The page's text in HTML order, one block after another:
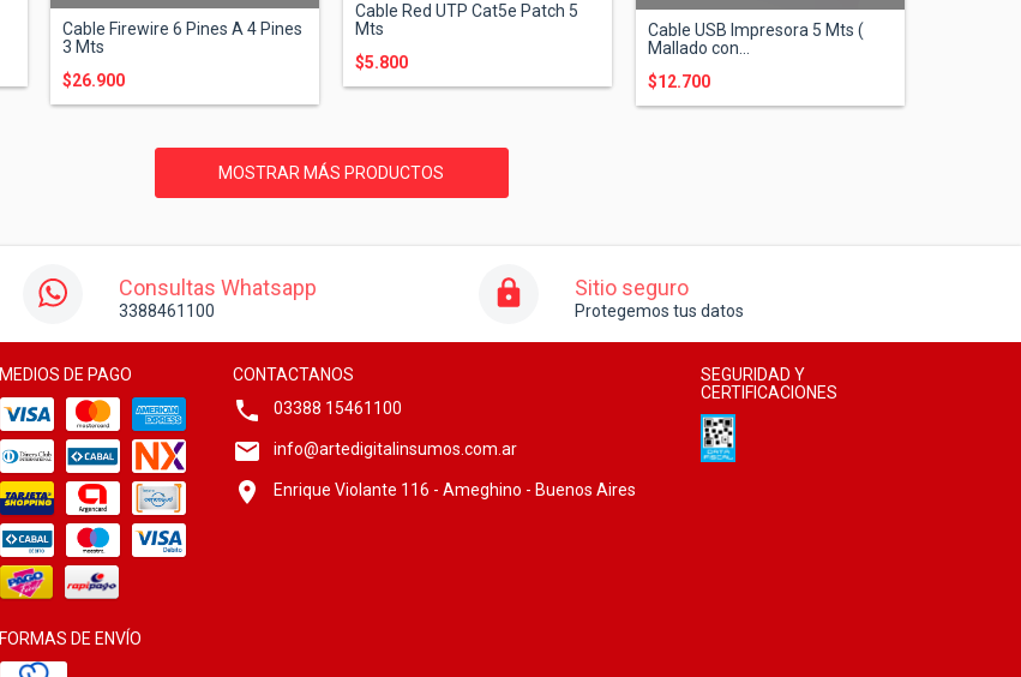
Cable Firewire 6 Pines A 4 Pines
3 Mts
$26.900
Cable Red UTP Cat5e Patch 5
Mts
$5.800
Cable USB Impresora 5 Mts (
Mallado con...
$12.700
MOSTRAR MÁS PRODUCTOS
Consultas Whatsapp
3388461100
Sitio seguro
Protegemos tus datos
MEDIOS DE PAGO
FORMAS DE ENVÍO
CONTACTANOS
03388 15461100
info@artedigitalinsumos.com.ar
Enrique Violante 116 - Ameghino - Buenos Aires
SEGURIDAD Y
CERTIFICACIONES